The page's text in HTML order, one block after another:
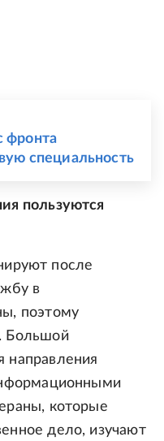
фронта
специальность
пользуются
после
в
поэтому
Большой
направления
которые
дело, изучают